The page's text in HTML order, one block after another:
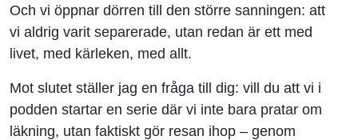
Och vi öppnar dörren till den större sanningen: att
vi aldrig varit separerade, utan redan är ett med
livet, med kärleken, med allt.
Mot slutet ställer jag en fråga till dig: vill du att vi i
podden startar en serie där vi inte bara pratar om
läkning, utan faktiskt gör resan ihop – genom